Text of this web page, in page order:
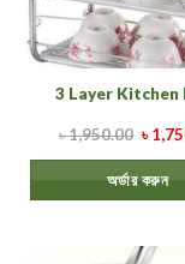
3 Layer Kitchen
৳1,950.00 ৳
অর্ডার করুন